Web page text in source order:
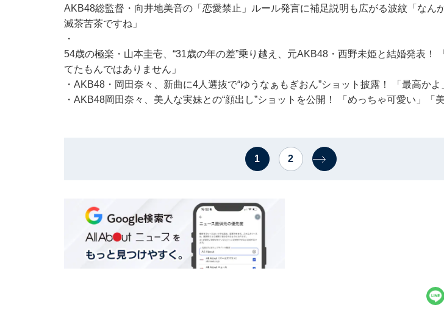
AKB48総監督・向井地美音の「恋愛禁止」ルール発言に補足説明も広がる波紋「なん
滅茶苦茶ですね」
・
54歳の極楽・山本圭壱、“31歳の年の差”乗り越え、元AKB48・西野未姫と結婚発表！
てたもんではありません」
・ AKB48・岡田奈々、新曲に4人選抜で“ゆうなぁもぎおん”ショット披露！ 「最高かよ
・ AKB48岡田奈々、美人な実妹との“顔出し”ショットを公開！ 「めっちゃ可愛い」「美
1 2